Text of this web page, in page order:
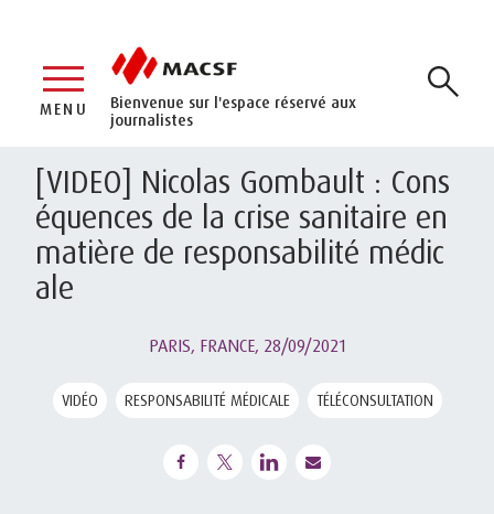
Bienvenue sur l'espace réservé aux
journalistes
MENU
[VIDEO] Nicolas Gombault : Cons
équences de la crise sanitaire en
matière de responsabilité médic
ale
PARIS, FRANCE, 28/09/2021
VIDÉO RESPONSABILITÉ MÉDICALE TÉLÉCONSULTATION